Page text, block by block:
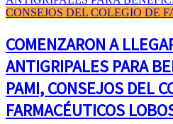
COMENZARON A
ANTIGRIPALES PARA
PAMI, CONSEJOS DEL
FARMACÉUTICOS